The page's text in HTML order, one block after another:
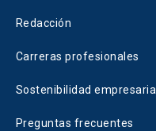
Redacción
Carreras profesionales
Sostenibilidad empresarial
Preguntas frecuentes